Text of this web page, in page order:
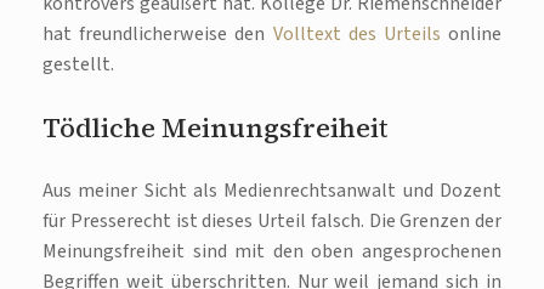
hat freundlicherweise den Volltext des Urteils online
gestellt.
Tödliche Meinungsfreiheit
Aus meiner Sicht als Medienrechtsanwalt und Dozent
für Presserecht ist dieses Urteil falsch. Die Grenzen der
Meinungsfreiheit sind mit den oben angesprochenen
Begriffen weit überschritten. Nur weil jemand sich in